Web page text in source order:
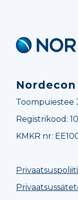
Nordecon
Toompuiestee
Registrikood:
KMKR nr: